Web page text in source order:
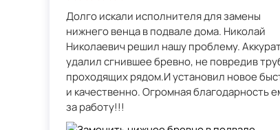
Долго искали исполнителя для замены
нижнего венца в подвале дома. Николай
Николаевич решил нашу проблему.
удалил сгнившее бревно, не повредив
проходящих рядом.И установил новое
и качественно. Огромная благодарность
за работу!!!